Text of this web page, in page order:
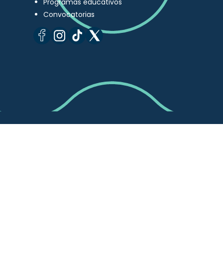
Programas educativos
Convocatorias